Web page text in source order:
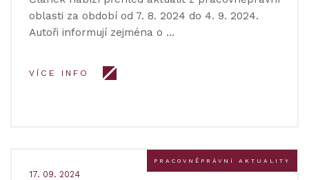
oblasti za období od 7. 8. 2024 do 4. 9. 2024.
Autoři informují zejména o …
VÍCE INFO
PRACOVNĚPRÁVNÍ AKTUALITY
17. 09. 2024